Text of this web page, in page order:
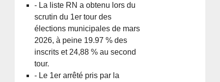
- La liste RN a obtenu lors du
scrutin du 1er tour des
élections municipales de mars
2026, à peine 19.97 % des
inscrits et 24,88 % au second
tour.
- Le 1er arrêté pris par la